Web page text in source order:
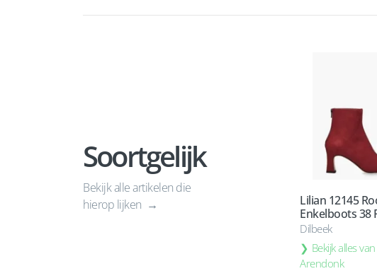
Soortgelijk
Bekijk alle artikelen die
hierop lijken
Lilian 12145
Enkelboots 38
Dilbeek
Bekijk alles
Arendonk